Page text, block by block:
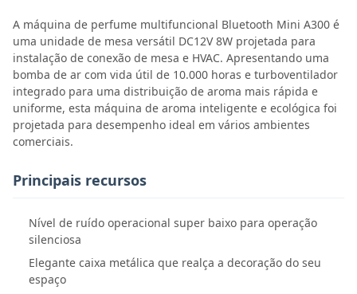
A máquina de perfume multifuncional Bluetooth Mini A300 é
uma unidade de mesa versátil DC12V 8W projetada para
instalação de conexão de mesa e HVAC. Apresentando uma
bomba de ar com vida útil de 10.000 horas e turboventilador
integrado para uma distribuição de aroma mais rápida e
uniforme, esta máquina de aroma inteligente e ecológica foi
projetada para desempenho ideal em vários ambientes
comerciais.
Principais recursos
Nível de ruído operacional super baixo para operação
silenciosa
Elegante caixa metálica que realça a decoração do seu
espaço